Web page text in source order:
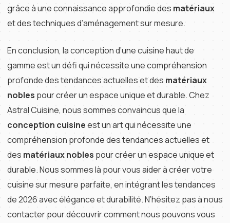
grâce à une connaissance approfondie des matériaux
et des techniques d’aménagement sur mesure.
En conclusion, la conception d’une cuisine haut de
gamme est un défi qui nécessite une compréhension
profonde des tendances actuelles et des matériaux
nobles pour créer un espace unique et durable. Chez
Astral Cuisine, nous sommes convaincus que la
conception cuisineest un art qui nécessite une
compréhension profonde des tendances actuelles et
des matériaux nobles pour créer un espace unique et
durable. Nous sommes là pour vous aider à créer votre
cuisine sur mesure parfaite, en intégrant les tendances
de 2026 avec élégance et durabilité. N’hésitez pas à nous
contacter pour découvrir comment nous pouvons vous